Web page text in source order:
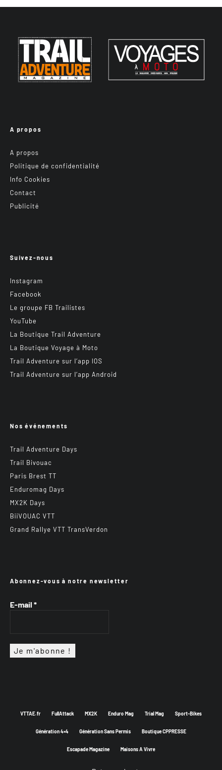
A propos
A propos
Politique de confidentialité
Info Cookies
Contact
Publicité
Suivez-nous
Instagram
Facebook
Le groupe FB Trailistes
YouTube
La Boutique Trail Adventure
La Boutique Voyage à Moto
Trail Adventure sur l’app IOS
Trail Adventure sur l’app Android
Nos événements
Trail Adventure Days
Trail Bivouac
Paris Brest TT
Enduromag Days
MX2K Days
BiiVOUAC VTT
Grand Rallye VTT TransVerdon
Abonnez-vous à notre newsletter
E-mail *
VTTAE.fr FullAttack MX2K Enduro Mag Trial Mag Sport-Bikes
Génération 4×4 Génération Sans Permis Boutique CPPRESSE
Escapade Magazine Maisons A Vivre